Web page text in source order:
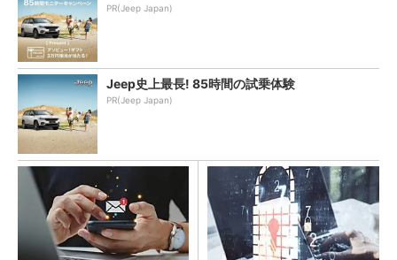
PR(Jeep Japan)
Jeep史上最長! 85時間の試乗体験
PR(Jeep Japan)